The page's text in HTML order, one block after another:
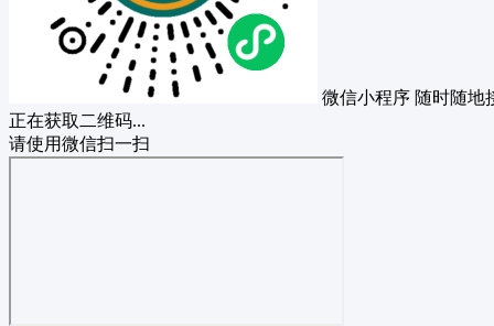
微信小程序 随时随地
正在获取二维码...
请使用微信扫一扫